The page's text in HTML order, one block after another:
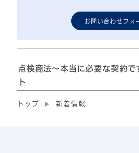
お問い合わせフォ
点検商法～本当に必要な契約
ト
トップ 新着情報